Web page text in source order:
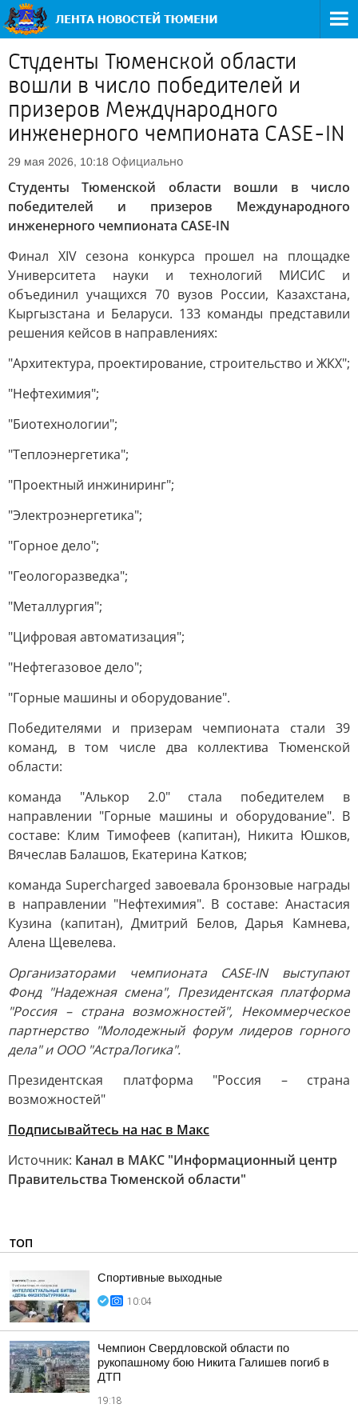
Студенты Тюменской области
вошли в число победителей и
призеров Международного
инженерного чемпионата CASE-IN
29 мая 2026, 10:18 Официально
Студенты Тюменской области вошли в число
победителей и призеров Международного
инженерного чемпионата CASE-IN
Финал XIV сезона конкурса прошел на площадке
Университета науки и технологий МИСИС и
объединил учащихся 70 вузов России, Казахстана,
Кыргызстана и Беларуси. 133 команды представили
решения кейсов в направлениях:
"Архитектура, проектирование, строительство и ЖКХ";
"Нефтехимия";
"Биотехнологии";
"Теплоэнергетика";
"Проектный инжиниринг";
"Электроэнергетика";
"Горное дело";
"Геологоразведка";
"Металлургия";
"Цифровая автоматизация";
"Нефтегазовое дело";
"Горные машины и оборудование".
Победителями и призерам чемпионата стали 39
команд, в том числе два коллектива Тюменской
области:
команда "Алькор 2.0" стала победителем в
направлении "Горные машины и оборудование". В
составе: Клим Тимофеев (капитан), Никита Юшков,
Вячеслав Балашов, Екатерина Катков;
команда Supercharged завоевала бронзовые награды
в направлении "Нефтехимия". В составе: Анастасия
Кузина (капитан), Дмитрий Белов, Дарья Камнева,
Алена Щевелева.
Организаторами чемпионата CASE-IN выступают
Фонд "Надежная смена", Президентская платформа
"Россия – страна возможностей", Некоммерческое
партнерство "Молодежный форум лидеров горного
дела" и ООО "АстраЛогика".
Президентская платформа "Россия – страна
возможностей"
Подписывайтесь на нас в Макс
Источник: Канал в МАКС "Информационный центр
Правительства Тюменской области"
ТОП
Спортивные выходные
10:04
Чемпион Свердловской области по
рукопашному бою Никита Галишев погиб в
ДТП
19:18